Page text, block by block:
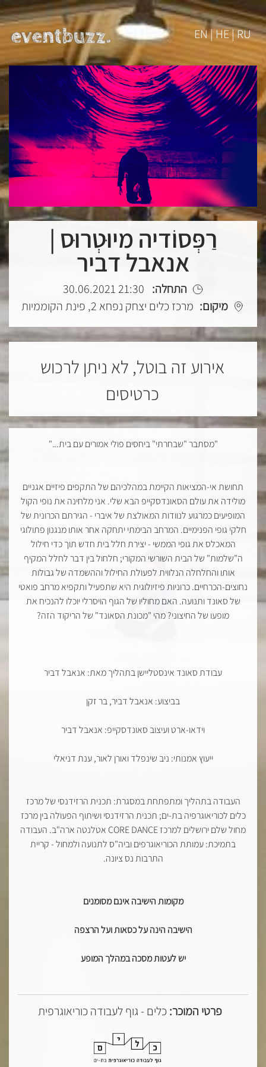
EN | HE | RU
רַפְּסוֹדיה מיוּטְרוּס |
אנאבל דביר
התחלה: 21:30 30.06.2021
מיקום: מרכז כלים יצחק נפחא 2, פינת הקוממיות
אירוע זה בוטל, לא ניתן לרכוש
כרטיסים
"מסתבר "שבחרתי" ביחסים פולי אמורים עם בית..."
תחושת אי-המציאות הקיימת במהלכיהם של התקפים פיזיים אגניים
מולידה את עולם הסאונדסקייפ הבא שלי. אני מלחינה את נופי הקול
המופיעים כמרגוע לנוודות המאולצת של איברי - הגירתם הכרונית של
חלקי גופי הפנימיים. המרחב הבימתי יתחקה אחר אותו מנגנון פתולוגי
המאכלס את גופי הממשי - יצירת חלל בית חדש תוך כדי חילול
ה"שלמות" של הבית השורשי המקורי; חלחול בין דבר לחלל המקיף
אותו והחלחלה הנלווית לפעולת החילול וההשמדה של גבולות
נחוצים-הכרחיים. כרוניות פיזיולוגית היא שתפעיל ותקפיא מרחב פואטי
של סאונד ותנועה. האם מחוליו של הגוף הויסרלי יוכלו להנכיח את
מופעו של החיצוני? מהי "מכונת הסאונד" של הריקוד הזה?
עבודת סאונד אינסטליישן בתהליך מאת: אנאבל דביר
בביצוע: אנאבל דביר, בר זקן
וידאו-ארט ועיצוב סאונדסקייפ: אנאבל דביר
ייעוץ אמנותי: ניב שינפלד ואורן לאור, ענת דניאלי
העבודה בתהליך ומתפתחת במסגרת: תכנית הרזידנסי של מרכז
כלים לכוריאוגרפיה בת-ים; תכנית הרזידנסי ושיתוף הפעולה בין מרכז
מחול שלם ירושלים למרכז CORE DANCE אטלנטה ארה"ב. העבודה
בתמיכת: עמותת הכוריאוגרפים וביה"ס לתנועה ולמחול - קריית
התרבות נס ציונה.
מקומות הישיבה אינם מסומנים
הישיבה הינה על כסאות ועל הרצפה
יש לעטות מסכה במהלך המופע
פרטי המוכר:כלים - גוף לעבודה כוריאוגרפית